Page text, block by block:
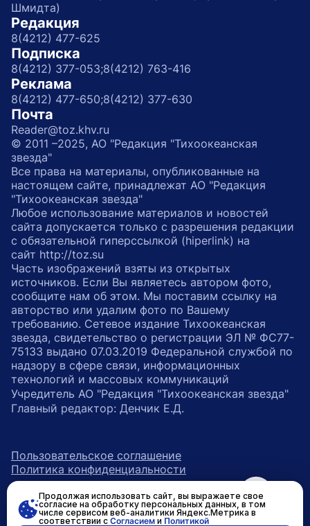
Шмидта)
Редакция
8(4212) 477-625
Подписка
8(4212) 377-053;8(4212) 763-416
Реклама
8(4212) 477-650;8(4212) 377-630
Почта
Reader@toz.khv.ru
© 2011 –2025, АО "Редакция "Тихоокеанская
звезда"
Все права на материалы, опубликованные на
настоящем сайте, принадлежат АО "Редакция
"Тихоокеанская звезда"
Любое использование материалов и новостей
сайта допускается только с разрешения редакции
с обязательной гиперссылкой (hiperlink) на
сайт http://toz.su
Часть изображений взяты из открытых
источников. Если Вы являетесь автором фото,
сообщите нам об этом. Мы поставим ссылку на
авторство или удалим фото по Вашему
требованию. Сетевое издание Тихоокеанская
звезда, свидетельство о регистрации ЭЛ № ФС77-
75133 выдано 07.03.2019 Федеральной службой по
надзору в сфере связи, информационных
технологий и массовых коммуникаций
Учредитель АО "Редакция "Тихоокеанская звезда"
Главный редактор: Денчик Е.Д.
Пользовательское соглашение
Политика конфиденциальности
ссылка на главную
возрастное ограничение 16+
Продолжая использовать сайт, вы выражаете свое
согласие на обработку персональных данных, в том
числе сервисом веб-аналитики Яндекс.Метрика в
соответствии с Согласиеми Политикой